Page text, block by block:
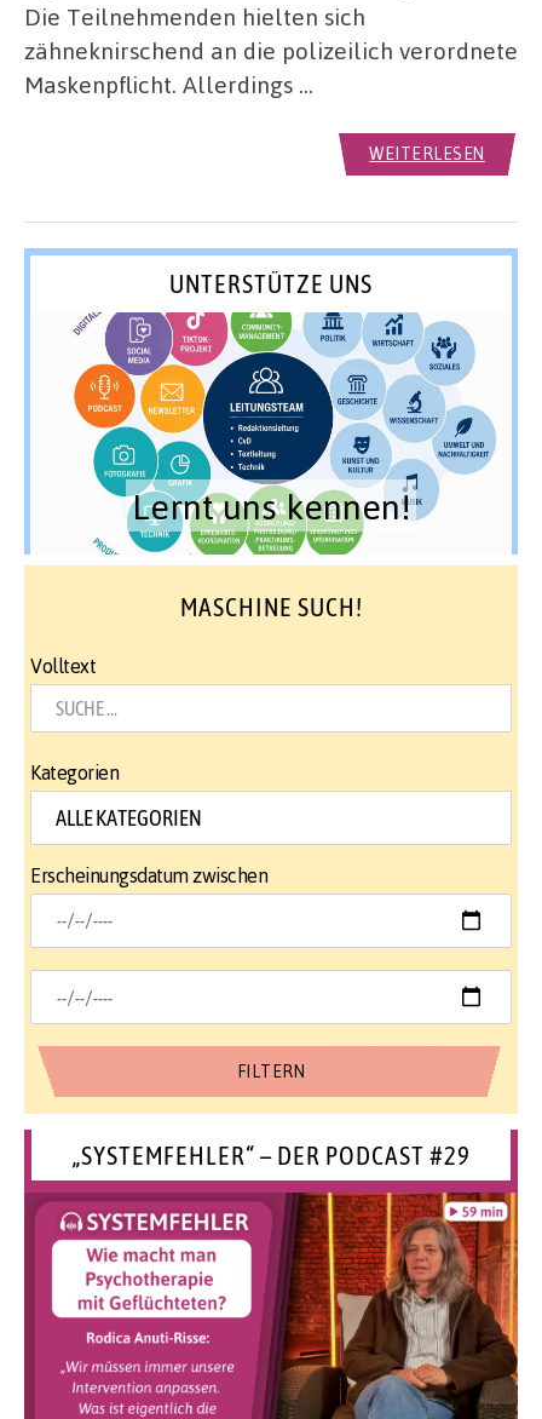
Die Teilnehmenden hielten sich
zähneknirschend an die polizeilich verordnete
Maskenpflicht. Allerdings …
WEITERLESEN
UNTERSTÜTZE UNS
Lernt uns kennen!
MASCHINE SUCH!
Volltext
Kategorien
Erscheinungsdatum zwischen
„SYSTEMFEHLER“ – DER PODCAST #29